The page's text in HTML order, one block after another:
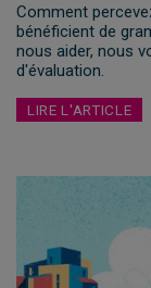
Comment
bénéficient de
nous aider, nous
d'évaluation.
LIRE L'ARTICLE